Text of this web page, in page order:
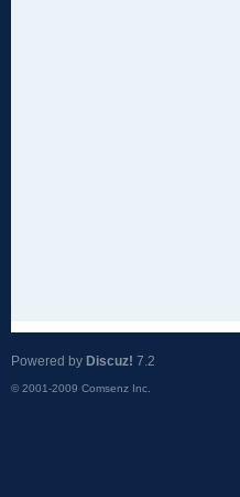
Powered by Discuz! 7.2
© 2001-2009 Comsenz Inc.